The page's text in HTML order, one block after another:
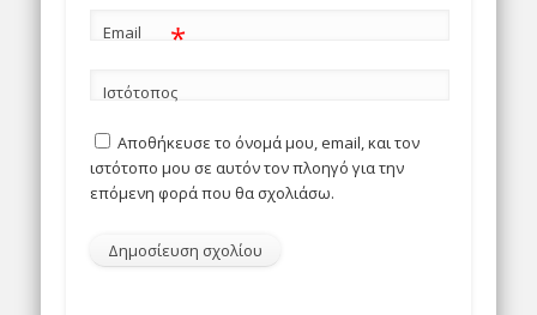
Email *
Ιστότοπος
Αποθήκευσε το όνομά μου, email, και τον
ιστότοπο μου σε αυτόν τον πλοηγό για την
επόμενη φορά που θα σχολιάσω.